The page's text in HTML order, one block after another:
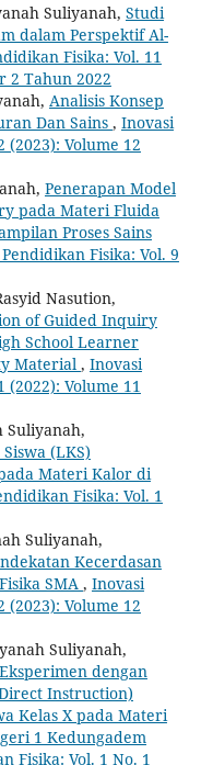
Suliyanah, Studi
dalam Perspektif Al-
Fisika: Vol. 11
2 Tahun 2022
Analisis Konsep
Dan Sains , Inovasi
(2023): Volume 12
Penerapan Model
pada Materi Fluida
Proses Sains
Fisika: Vol. 9
Nasution,
of Guided Inquiry
School Learner
Material , Inovasi
(2022): Volume 11
Suliyanah,
(LKS)
Materi Kalor di
Fisika: Vol. 1
Suliyanah,
Kecerdasan
SMA , Inovasi
(2023): Volume 12
Suliyanah,
dengan
Instruction)
Kelas X pada Materi
1 ‎Kedungadem
Fisika: Vol. 1 No. 1